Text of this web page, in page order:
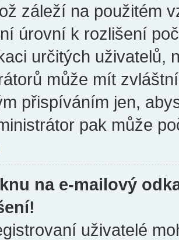
záleží na použitém
úrovní k rozlišení
určitých uživatelů,
může mít
přispíváním jen,
pak může
na e-mailový
uživatelé